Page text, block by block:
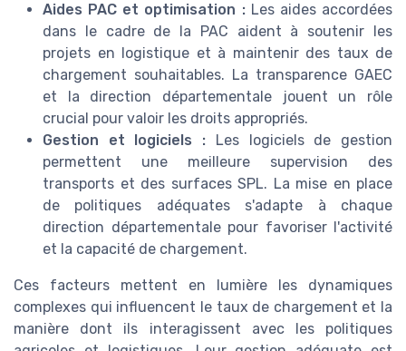
Aides PAC et optimisation :Les aides accordées
dans le cadre de la PAC aident à soutenir les
projets en logistique et à maintenir des taux de
chargement souhaitables. La transparence GAEC
et la direction départementale jouent un rôle
crucial pour valoir les droits appropriés.
Gestion et logiciels : Les logiciels de gestion
permettent une meilleure supervision des
transports et des surfaces SPL. La mise en place
de politiques adéquates s'adapte à chaque
direction départementale pour favoriser l'activité
et la capacité de chargement.
Ces facteurs mettent en lumière les dynamiques
complexes qui influencent le taux de chargement et la
manière dont ils interagissent avec les politiques